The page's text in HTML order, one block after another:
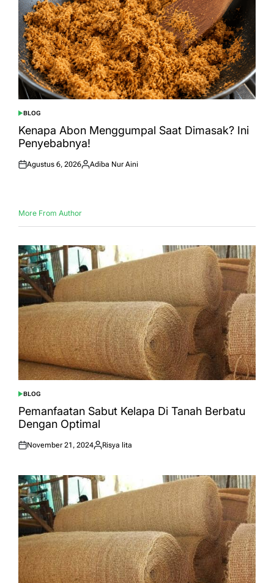
POSTED
IN
BLOG
Kenapa Abon Menggumpal Saat Dimasak? Ini
Penyebabnya!
Posted
Agustus 6, 2026
Posted
Adiba Nur Aini
More From Author
POSTED
IN
BLOG
Pemanfaatan Sabut Kelapa Di Tanah Berbatu
Dengan Optimal
Posted
November 21, 2024
Posted
Risya lita